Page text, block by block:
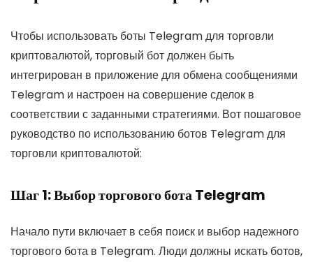
Чтобы использовать боты Telegram для торговли
криптовалютой, торговый бот должен быть
интегрирован в приложение для обмена сообщениями
Telegram и настроен на совершение сделок в
соответствии с заданными стратегиями. Вот пошаговое
руководство по использованию ботов Telegram для
торговли криптовалютой:
Шаг 1: Выбор торгового бота Telegram
Начало пути включает в себя поиск и выбор надежного
торгового бота в Telegram. Люди должны искать ботов,